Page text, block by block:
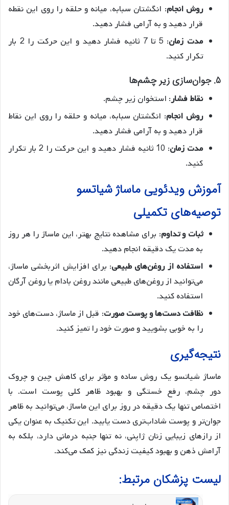
روش انجام: انگشتان سبابه، میانه و حلقه را روی این نقطه
قرار دهید و به آرامی فشار دهید.
مدت زمان
: 5 تا 7 ثانیه فشار دهید و این حرکت را 2 بار
تکرار کنید.
5. جوان‌سازی زیر چشم‌ها
نقاط فشار: استخوان زیر چشم.
روش انجام: انگشتان سبابه، میانه و حلقه را روی این نقاط
قرار دهید و به آرامی فشار دهید.
مدت زمان
: 10 ثانیه فشار دهید و این حرکت را 2 بار تکرار
کنید.
آموزش ویدئویی ماساژ شیاتسو
توصیه‌های تکمیلی
ثبات و تداوم: برای مشاهده نتایج بهتر، این ماساژ را هر روز
به مدت یک دقیقه انجام دهید.
استفاده از روغن‌های طبیعی: برای افزایش اثربخشی ماساژ،
می‌توانید از روغن‌های طبیعی مانند روغن بادام یا روغن آرگان
استفاده کنید.
نظافت دست‌ها و پوست صورت: قبل از ماساژ، دست‌های خود
را به خوبی بشویید و صورت خود را تمیز کنید.
نتیجه‌گیری
ماساژ شیاتسو یک روش ساده و مؤثر برای کاهش چین و چروک
دور چشم، رفع خستگی و بهبود ظاهر کلی پوست است. با
اختصاص تنها یک دقیقه در روز برای این ماساژ، می‌توانید به ظاهر
جوان‌تر و پوست شاداب‌تری دست یابید. این تکنیک به عنوان یکی
از رازهای زیبایی زنان ژاپنی، نه تنها جنبه درمانی دارد، بلکه به
آرامش ذهن و بهبود کیفیت زندگی نیز کمک می‌کند.
لیست پزشکان مرتبط: